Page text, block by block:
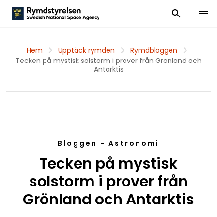
Visa och dölj
Visa
Hem Upptäck rymden
Rymdbloggen
Tecken på mystisk solstorm i prover från Grönland och
Antarktis
Bloggen - Astronomi
Tecken på mystisk
solstorm i prover från
Grönland och Antarktis